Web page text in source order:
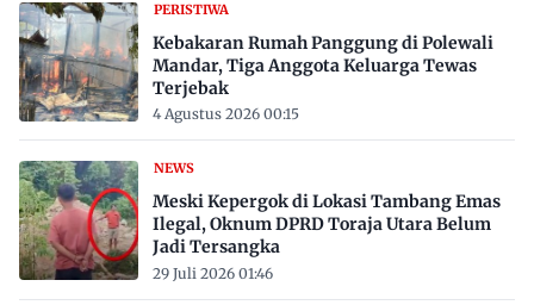
PERISTIWA
Kebakaran Rumah Panggung di Polewali
Mandar, Tiga Anggota Keluarga Tewas
Terjebak
4 Agustus 2026 00:15
NEWS
Meski Kepergok di Lokasi Tambang Emas
Ilegal, Oknum DPRD Toraja Utara Belum
Jadi Tersangka
29 Juli 2026 01:46